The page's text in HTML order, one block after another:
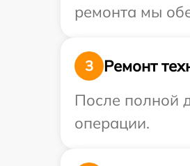
ремонта мы
3
Ремонт
После полной
операции.